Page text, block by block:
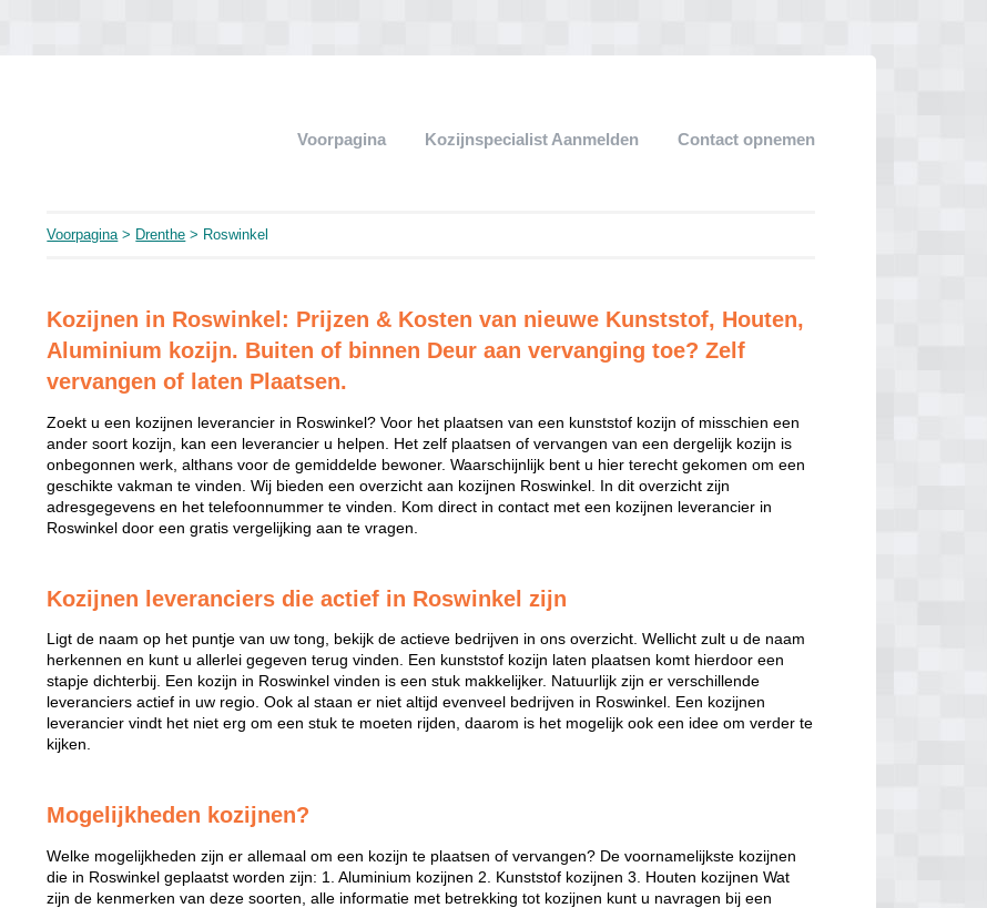
Voorpagina Kozijnspecialist Aanmelden Contact opnemen
Voorpagina> Drenthe > Roswinkel
Kozijnen in Roswinkel: Prijzen & Kosten van nieuwe Kunststof, Houten,
Aluminium kozijn. Buiten of binnen Deur aan vervanging toe? Zelf
vervangen of laten Plaatsen.
Zoekt u een kozijnen leverancier in Roswinkel? Voor het plaatsen van een kunststof kozijn of misschien een
ander soort kozijn, kan een leverancier u helpen. Het zelf plaatsen of vervangen van een dergelijk kozijn is
onbegonnen werk, althans voor de gemiddelde bewoner. Waarschijnlijk bent u hier terecht gekomen om een
geschikte vakman te vinden. Wij bieden een overzicht aan kozijnen Roswinkel. In dit overzicht zijn
adresgegevens en het telefoonnummer te vinden. Kom direct in contact met een kozijnen leverancier in
Roswinkel door een gratis vergelijking aan te vragen.
Kozijnen leveranciers die actief in Roswinkel zijn
Ligt de naam op het puntje van uw tong, bekijk de actieve bedrijven in ons overzicht. Wellicht zult u de naam
herkennen en kunt u allerlei gegeven terug vinden. Een kunststof kozijn laten plaatsen komt hierdoor een
stapje dichterbij. Een kozijn in Roswinkel vinden is een stuk makkelijker. Natuurlijk zijn er verschillende
leveranciers actief in uw regio. Ook al staan er niet altijd evenveel bedrijven in Roswinkel. Een kozijnen
leverancier vindt het niet erg om een stuk te moeten rijden, daarom is het mogelijk ook een idee om verder te
kijken.
Mogelijkheden kozijnen?
Welke mogelijkheden zijn er allemaal om een kozijn te plaatsen of vervangen? De voornamelijkste kozijnen
die in Roswinkel geplaatst worden zijn: 1. Aluminium kozijnen 2. Kunststof kozijnen 3. Houten kozijnen Wat
zijn de kenmerken van deze soorten, alle informatie met betrekking tot kozijnen kunt u navragen bij een